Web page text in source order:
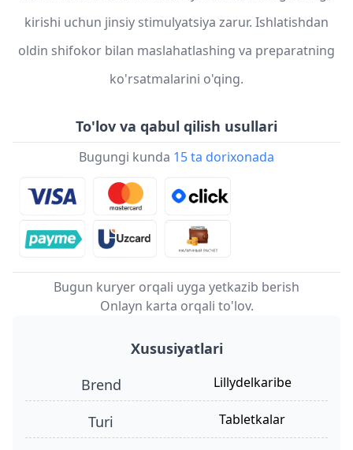
kirishi uchun jinsiy stimulyatsiya zarur. Ishlatishdan
oldin shifokor bilan maslahatlashing va preparatning
ko'rsatmalarini o'qing.
To'lov va qabul qilish usullari
Bugungi kunda 15 ta dorixonada
Bugun kuryer orqali uyga yetkazib berish
Onlayn karta orqali to'lov.
Xususiyatlari
Brend
Lillydelkaribe
turi tabletkalar